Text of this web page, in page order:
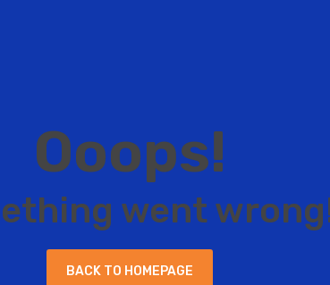
Ooops!
ething went wrong
BACK TO HOM EPAG E